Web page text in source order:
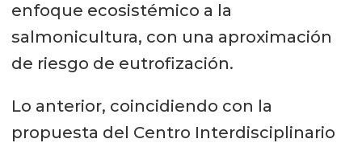
enfoque ecosistémico a la
salmonicultura, con una aproximación
de riesgo de eutrofización.
Lo anterior, coincidiendo con la
propuesta del Centro Interdisciplinario